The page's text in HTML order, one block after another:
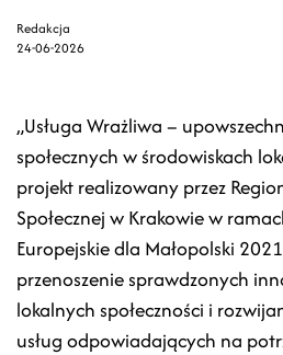
Redakcja
24-06-2026
„Usługa Wrażliwa –
społecznych w środowiskach
projekt realizowany przez
Społecznej w Krakowie w
Europejskie dla Małopolski
przenoszenie sprawdzonych
lokalnych społeczności i
usług odpowiadających na